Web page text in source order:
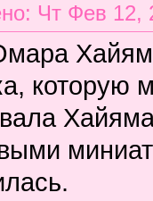
Чт Фев 12,
которую